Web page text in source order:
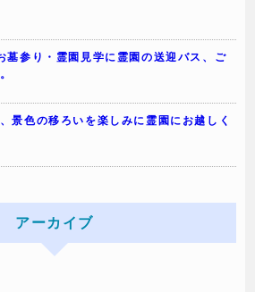
墓参り・霊園見学に霊園の送迎バス、ご
景色の移ろいを楽しみに霊園にお越しく
アーカイブ